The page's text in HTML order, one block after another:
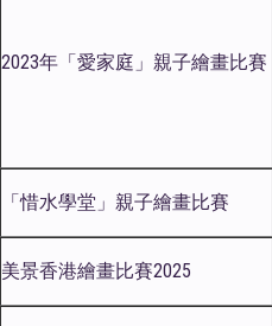
2023年「愛家庭」親子繪畫比賽
「惜水學堂」親子繪畫比賽
美景香港繪畫比賽2025